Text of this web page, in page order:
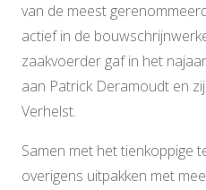
van de meest
actief in de
zaakvoerder gaf in het
aan Patrick Deramoudt en
Verhelst.
Samen met het tienkoppige
overigens uitpakken met